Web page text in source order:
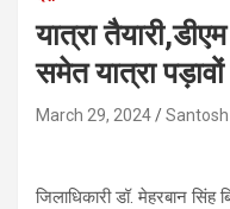
यात्रा
समेत यात्रा
March 29, 2024
जिलाधिकारी डॉ. मेहरबान सिंह